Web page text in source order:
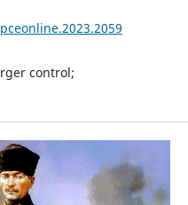
control;